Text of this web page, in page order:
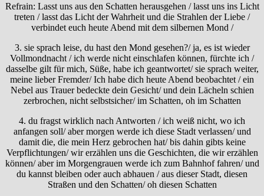
Refrain: Lasst uns aus den Schatten herausgehen / lasst uns ins Licht
treten / lasst das Licht der Wahrheit und die Strahlen der Liebe /
verbindet euch heute Abend mit dem silbernen Mond /
3. sie sprach leise, du hast den Mond gesehen?/ ja, es ist wieder
Vollmondnacht / ich werde nicht einschlafen können, fürchte ich /
dasselbe gilt für mich, Süße, habe ich geantwortet/ sie sprach weiter,
meine lieber Fremder/ Ich habe dich heute Abend beobachtet / ein
Nebel aus Trauer bedeckte dein Gesicht/ und dein Lächeln schien
zerbrochen, nicht selbstsicher/ im Schatten, oh im Schatten
4. du fragst wirklich nach Antworten / ich weiß nicht, wo ich
anfangen soll/ aber morgen werde ich diese Stadt verlassen/ und
damit die, die mein Herz gebrochen hat/ bis dahin gibts keine
Verpflichtungen/ wir erzählen uns die Geschichten, die wir erzählen
können/ aber im Morgengrauen werde ich zum Bahnhof fahren/ und
du kannst bleiben oder auch abhauen / aus dieser Stadt, diesen
Straßen und den Schatten/ oh diesen Schatten